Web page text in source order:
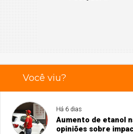
Você viu?
Há 6 dias
Aumento de etanol
opiniões sobre